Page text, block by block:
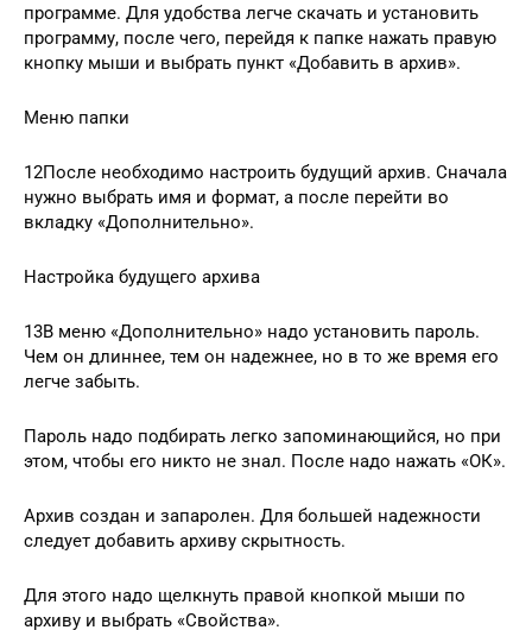
программе. Для удобства легче скачать и установить
программу, после чего, перейдя к папке нажать правую
кнопку мыши и выбрать пункт «Добавить в архив».
Меню папки
12После необходимо настроить будущий архив. Сначала
нужно выбрать имя и формат, а после перейти во
вкладку «Дополнительно».
Настройка будущего архива
13В меню «Дополнительно» надо установить пароль.
Чем он длиннее, тем он надежнее, но в то же время его
легче забыть.
Пароль надо подбирать легко запоминающийся, но при
этом, чтобы его никто не знал. После надо нажать «ОК».
Архив создан и запаролен. Для большей надежности
следует добавить архиву скрытность.
Для этого надо щелкнуть правой кнопкой мыши по
архиву и выбрать «Свойства».